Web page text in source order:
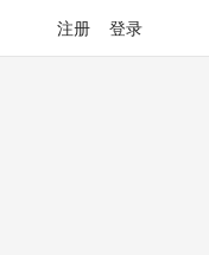
注册 登录